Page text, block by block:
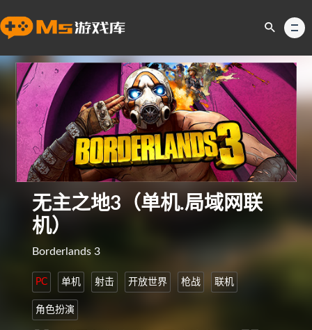
无主之地3（单机.局域网联
机）
Borderlands 3
PC 单机 射击 开放世界 枪战 联机
角色扮演